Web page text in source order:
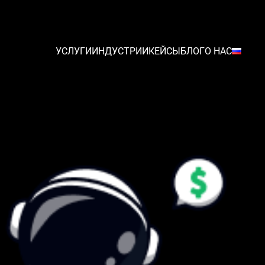
УСЛУГИИНДУСТРИИКЕЙСЫБЛОГО НАС